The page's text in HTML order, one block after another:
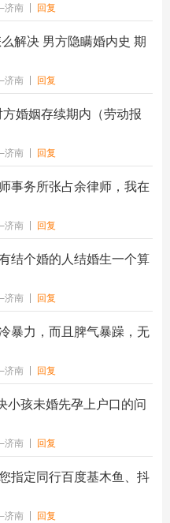
济南 回复
解决 男方隐瞒婚内史 期
济南 回复
婚姻存续期内（劳动报
济南 回复
事务所张占余律师，我在
济南 回复
结个婚的人结婚生一个算
济南 回复
暴力，而且脾气暴躁，无
济南 回复
小孩未婚先孕上户口的问
济南 回复
指定同行百度基木鱼、抖
济南 回复